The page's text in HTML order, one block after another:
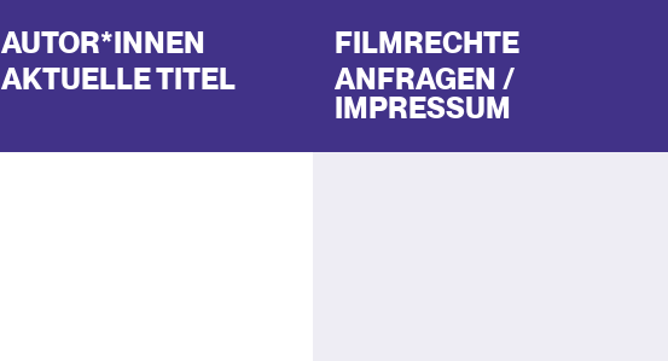
AUTOR*INNEN
AKTUELLE TITEL
FILMRECHTE
ANFRAGEN /
IMPRESSUM